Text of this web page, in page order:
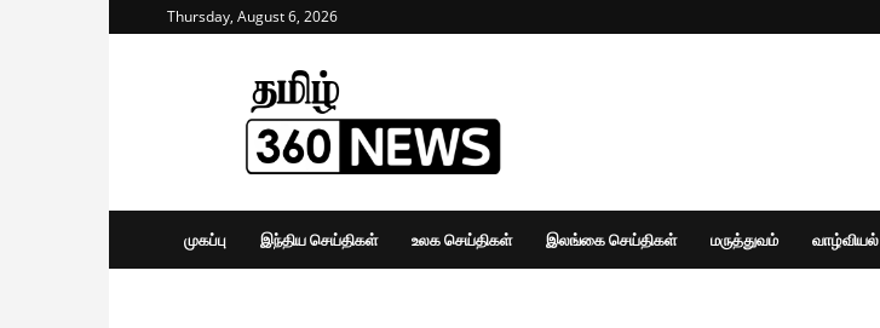
Thursday, August 6, 2026
Tamil
360
News
முகப்பு இந்திய செய்திகள் உலக செய்திகள் இலங்கை செய்திகள் மருத்துவம் வாழ்வியல்